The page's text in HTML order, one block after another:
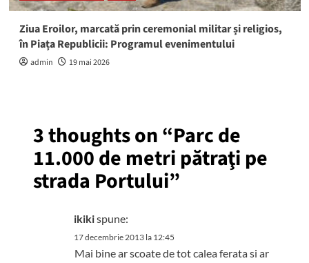
Ziua Eroilor, marcată prin ceremonial militar și religios,
în Piața Republicii: Programul evenimentului
admin 19 mai 2026
3 thoughts on “Parc de
11.000 de metri pătraţi pe
strada Portului”
ikikispune:
17 decembrie 2013 la 12:45
Mai bine ar scoate de tot calea ferata si ar